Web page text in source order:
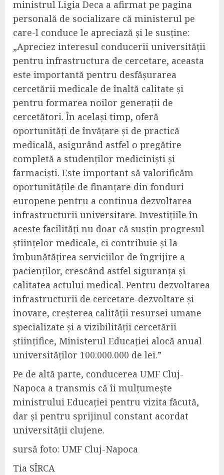
ministrul Ligia Deca a afirmat pe pagina
personală de socializare că ministerul pe
care-l conduce le apreciază și le susține:
„Apreciez interesul conducerii universității
pentru infrastructura de cercetare, aceasta
este importantă pentru desfășurarea
cercetării medicale de înaltă calitate și
pentru formarea noilor generații de
cercetători. În același timp, oferă
oportunități de învățare și de practică
medicală, asigurând astfel o pregătire
completă a studenților mediciniști și
farmaciști. Este important să valorificăm
oportunitățile de finanțare din fonduri
europene pentru a continua dezvoltarea
infrastructurii universitare. Investițiile în
aceste facilități nu doar că susțin progresul
științelor medicale, ci contribuie și la
îmbunătățirea serviciilor de îngrijire a
pacienților, crescând astfel siguranța și
calitatea actului medical. Pentru dezvoltarea
infrastructurii de cercetare-dezvoltare și
inovare, creșterea calității resursei umane
specializate și a vizibilității cercetării
științifice, Ministerul Educației alocă anual
universităților 100.000.000 de lei.”
Pe de altă parte, conducerea UMF Cluj-
Napoca a transmis că îi mulțumește
ministrului Educației pentru vizita făcută,
dar și pentru sprijinul constant acordat
universității clujene.
sursă foto: UMF Cluj-Napoca
Tia SÎRCA